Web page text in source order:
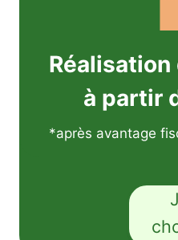
à partir
*après avantage